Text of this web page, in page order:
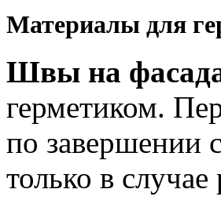
Материалы для
Швы на
герметиком.
по завершении
только в